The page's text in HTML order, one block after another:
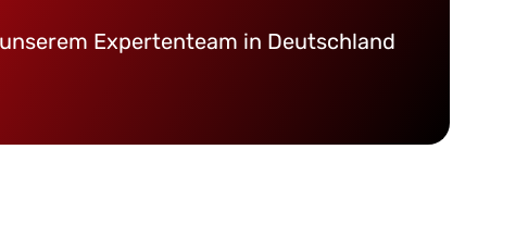
Expertenteam in Deutschland